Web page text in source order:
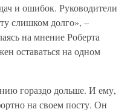
и ошибок. Руководители
слишком долго», –
на мнение Роберта
оставаться на одном
гораздо дольше. И ему,
на своем посту. Он